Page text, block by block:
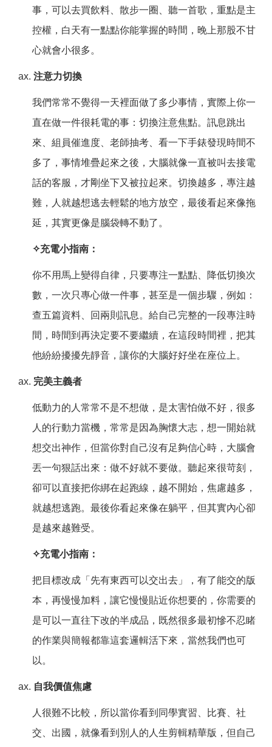
事，可以去買飲料、散步一圈、聽一首歌，重點是主
控權，白天有一點點你能掌握的時間，晚上那股不甘
心就會小很多。
注意力切換
我們常常不覺得一天裡面做了多少事情，實際上你一
直在做一件很耗電的事：切換注意焦點。訊息跳出
來、組員催進度、老師抽考、看一下手錶發現時間不
多了，事情堆疊起來之後，大腦就像一直被叫去接電
話的客服，才剛坐下又被拉起來。切換越多，專注越
難，人就越想逃去輕鬆的地方放空，最後看起來像拖
延，其實更像是腦袋轉不動了。
✧充電小指南：
你不用馬上變得自律，只要專注一點點、降低切換次
數，一次只專心做一件事，甚至是一個步驟，例如：
查五篇資料、回兩則訊息。給自己完整的一段專注時
間，時間到再決定要不要繼續，在這段時間裡，把其
他紛紛擾擾先靜音，讓你的大腦好好坐在座位上。
完美主義者
低動力的人常常不是不想做，是太害怕做不好，很多
人的行動力當機，常常是因為胸懷大志，想一開始就
想交出神作，但當你對自己沒有足夠信心時，大腦會
丟一句狠話出來：做不好就不要做。聽起來很苛刻，
卻可以直接把你綁在起跑線，越不開始，焦慮越多，
就越想逃跑。最後你看起來像在躺平，但其實內心卻
是越來越難受。
✧充電小指南：
把目標改成「先有東西可以交出去」，有了能交的版
本，再慢慢加料，讓它慢慢貼近你想要的，你需要的
是可以一直往下改的半成品，既然很多最初慘不忍睹
的作業與簡報都靠這套邏輯活下來，當然我們也可
以。
自我價值焦慮
人很難不比較，所以當你看到同學實習、比賽、社
交、出國，就像看到別人的人生剪輯精華版，但自己